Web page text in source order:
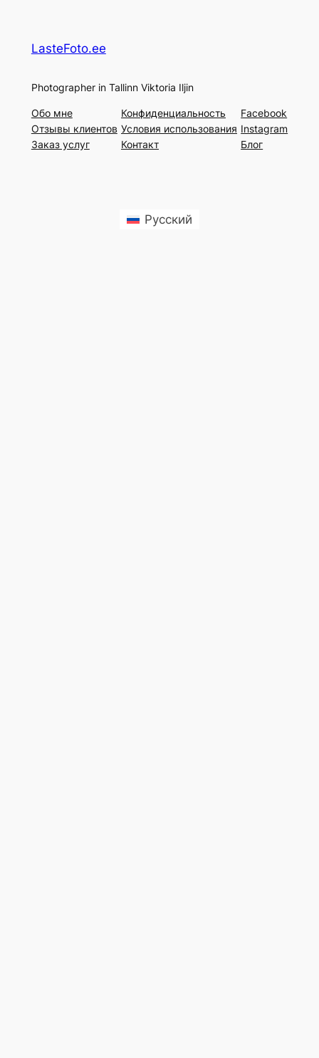
LasteFoto.ee
Photographer in Tallinn Viktoria Iljin
Oбо мне
Отзывы клиентов
Заказ услуг
Конфиденциальность
Условия использования
Контакт
Facebook
Instagram
Блог
Русский